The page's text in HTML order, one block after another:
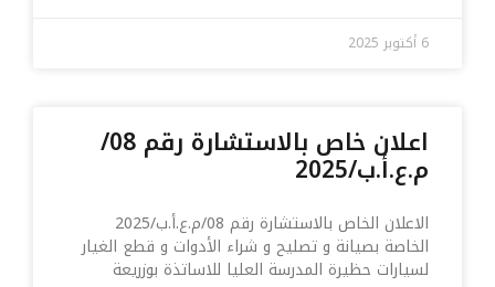
6 أكتوبر 2025
اعلان خاص بالاستشارة رقم 08/
م.ع.أ.ب/2025
الاعلان الخاص بالاستشارة رقم 08/م.ع.أ.ب/2025
الخاصة بصيانة و تصليح و شراء الأدوات و قطع الغيار
لسيارات حظيرة المدرسة العليا للاساتذة بوزريعة